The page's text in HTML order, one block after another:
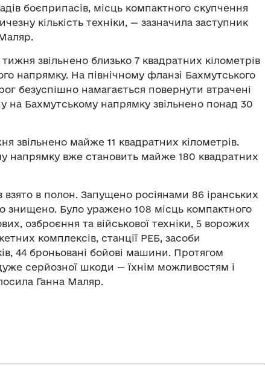
боєприпасів, місць компактного скупчення
кількість техніки, — зазначила заступник
звільнено близько 7 квадратних кілометрів
напрямку. На північному фланзі Бахмутського
безуспішно намагається повернути втрачені
на Бахмутському напрямку звільнено понад 30
звільнено майже 11 квадратних кілометрів.
напрямку вже становить майже 180 квадратних
в полон. Запущено росіянами 86 іранських
знищено. Було уражено 108 місць компактного
озброєння та військової техніки, 5 ворожих
комплексів, станції РЕБ, засоби
44 броньовані бойові машини. Протягом
серйозної шкоди — їхнім можливостям і
Ганна Маляр.